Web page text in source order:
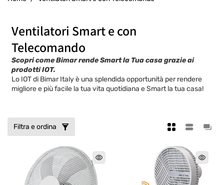
C
o
l
l
e
i
Ventilatori Smart e con
Telecomando
Scopri come Bimar rende Smart la Tua casa grazie ai
prodotti IOT.
Lo IOT di Bimar Italy è una splendida opportunità per rendere
migliore e più facile la tua vita quotidiana e Smart la tua casa!
Filtra e ordina